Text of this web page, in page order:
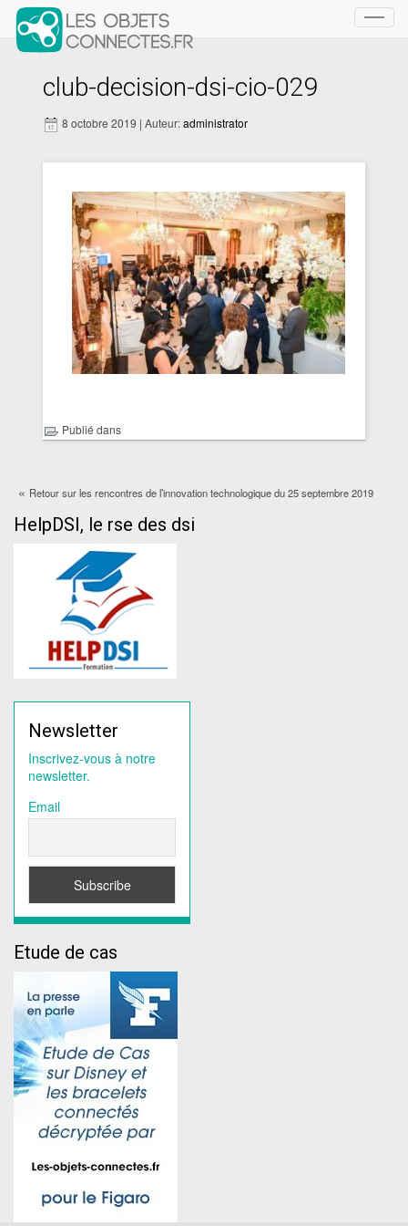
club-decision-dsi-cio-029
8 octobre 2019 | Auteur:administrator
Publié dans
« Retour sur les rencontres de l’innovation technologique du 25 septembre 2019
HelpDSI, le rse des dsi
Newsletter
Inscrivez-vous à notre
newsletter.
Email
Etude de cas